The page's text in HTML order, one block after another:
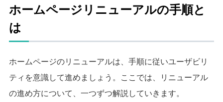
ホームページリニューアルの手順と
は
ホームページのリニューアルは、手順に従いユーザビリ
ティを意識して進めましょう。
ここでは、リニューアル
の進め方について、一つずつ解説していきます。